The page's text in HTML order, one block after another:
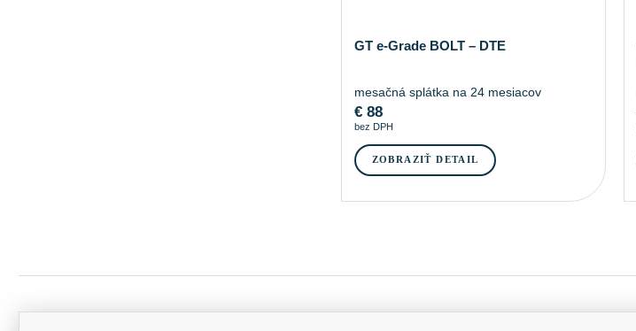
GT e-Grade BOLT – DTE
mesačná splátka na 24 mesiacov
€ 88
bez DPH
ZOBRAZIŤ DETAIL